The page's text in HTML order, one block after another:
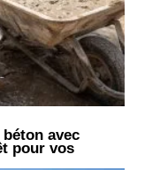
avec
pour vos